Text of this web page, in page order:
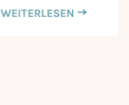
WEITERLESEN